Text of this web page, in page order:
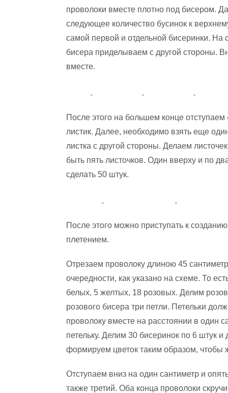
проволоки вместе плотно под бисером.
следующее количество бусинок к
самой первой и отдельной бисеринки.
бисера приделываем с другой стороны.
вместе.
После этого на большем конце
листик. Далее, необходимо взять еще
листка с другой стороны. Делаем
быть пять листочков. Один вверху и по
сделать 50 штук.
После этого можно приступать к
плетением.
Отрезаем проволоку длиною 45
очередности, как указано на схеме. То
белых, 5 желтых, 18 розовых. Делим
розового бисера три петли. Петельки
проволоку вместе на расстоянии в один
петельку. Делим 30 бисеринок по 6 штук
формируем цветок таким образом, чтобы
Отступаем вниз на один сантиметр и
также третий. Оба конца проволоки